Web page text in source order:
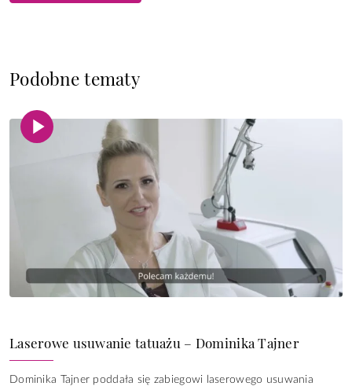
Podobne tematy
Laserowe usuwanie tatuażu – Dominika Tajner
Dominika Tajner poddała się zabiegowi laserowego usuwania